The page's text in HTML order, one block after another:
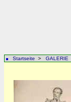
Startseite > GALERIE